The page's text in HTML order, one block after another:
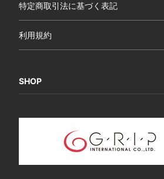
特定商取引法に基づく表記
利用規約
SHOP